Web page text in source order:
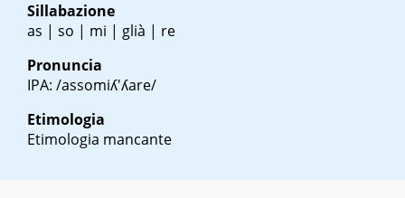
Sillabazione
as | so | mi | glià | re
Pronuncia
IPA: /assomiʎ'ʎare/
Etimologia
Etimologia mancante